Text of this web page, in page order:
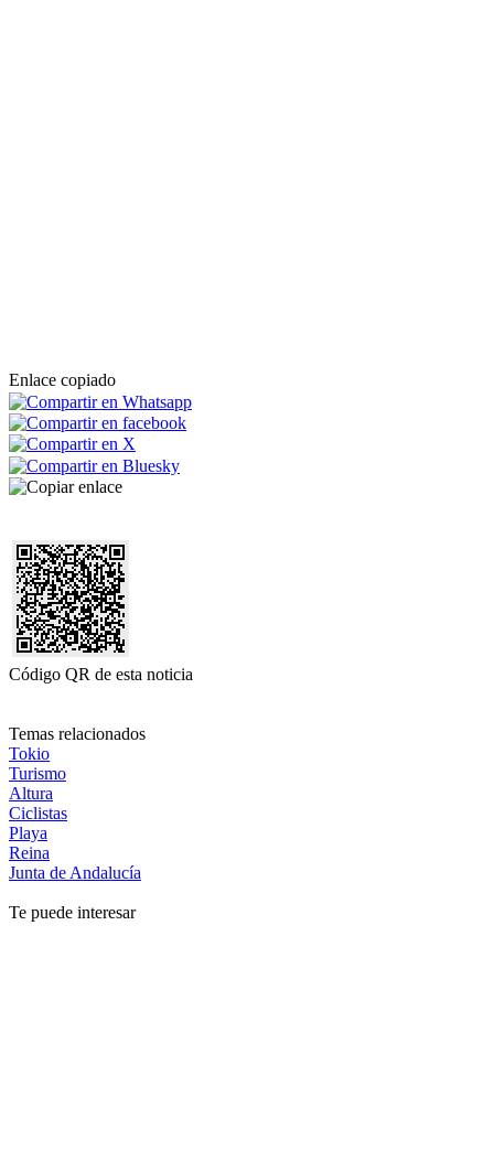
Enlace copiado
Código QR de esta noticia
Temas relacionados
Tokio
Turismo
Altura
Ciclistas
Playa
Reina
Junta de Andalucía
Te puede interesar